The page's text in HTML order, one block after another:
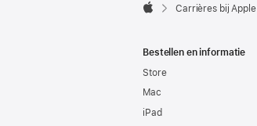

Carrières bij Apple
Bestellen en informatie
Store
Mac
iPad